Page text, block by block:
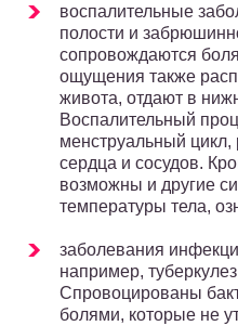
воспалительные
полости и
сопровождаются
ощущения также
живота, отдают в
Воспалительный
менструальный
сердца и сосудов.
возможны и другие
температуры тела,
заболевания
например,
Спровоцированы
болями, которые не